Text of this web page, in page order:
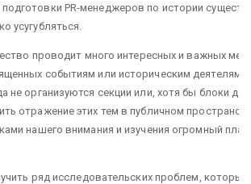
PR-менеджеров по истории
усугубляться.
проводит много интересных и важных
событиям или историческим деятелям.
не организуются секции или, хотя бы блоки
отражение этих тем в публичном
нашего внимания и изучения огромный
ряд исследовательских проблем,